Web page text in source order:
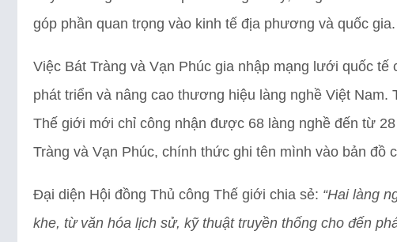
góp phần quan trọng vào kinh tế địa phương và quốc gia.
Việc Bát Tràng và Vạn Phúc gia nhập mạng lưới quốc
phát triển và nâng cao thương hiệu làng nghề Việt Nam.
Thế giới mới chỉ công nhận được 68 làng nghề đến từ
Tràng và Vạn Phúc, chính thức ghi tên mình vào bản đồ
Đại diện Hội đồng Thủ công Thế giới chia sẻ: “Hai làng
khe, từ văn hóa lịch sử, kỹ thuật truyền thống cho đến